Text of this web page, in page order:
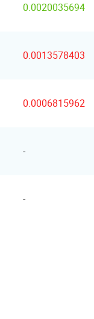
0.0020035694
0.0013578403
0.0006815962
-
-